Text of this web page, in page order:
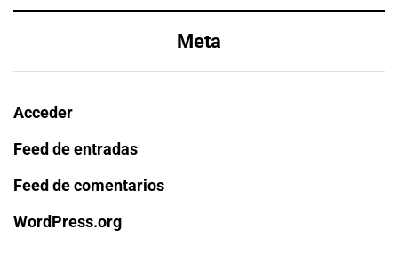
Meta
Acceder
Feed de entradas
Feed de comentarios
WordPress.org